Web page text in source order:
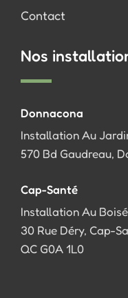
Contact
Nos
Donnacona
Installation Au
570 Bd Gaudreau,
Cap-Santé
Installation Au
30 Rue Déry, Cap-
QC G0A 1L0